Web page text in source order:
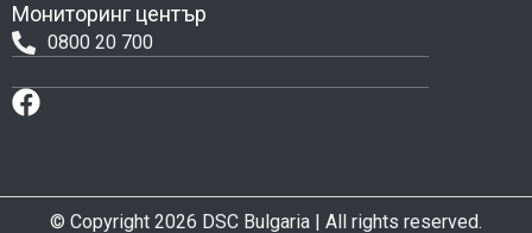
Мониторинг център
0800 20 700
© Copyright 2026 DSC Bulgaria | All rights reserved.